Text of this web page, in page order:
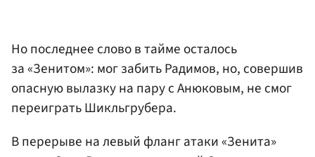
Но последнее слово в тайме осталось
за «Зенитом»: мог забить Радимов, но, совершив
опасную вылазку на пару с Анюковым, не смог
переиграть Шикльгрубера.
В перерыве на левый фланг атаки «Зенита»